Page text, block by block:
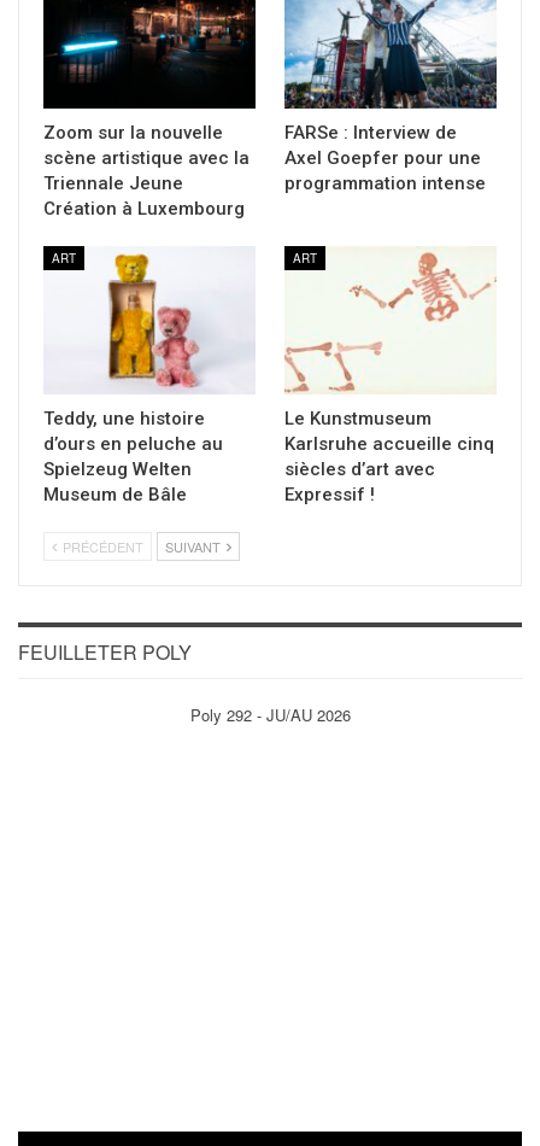
Zoom sur la nouvelle
scène artistique avec la
Triennale Jeune
Création à Luxembourg
FARSe : Interview de
Axel Goepfer pour une
programmation intense
ART
Teddy, une histoire
d’ours en peluche au
Spielzeug Welten
Museum de Bâle
ART
Le Kunstmuseum
Karlsruhe accueille cinq
siècles d’art avec
Expressif !
PRÉCÉDENT SUIVANT
FEUILLETER POLY
Poly 292 - JU/AU 2026